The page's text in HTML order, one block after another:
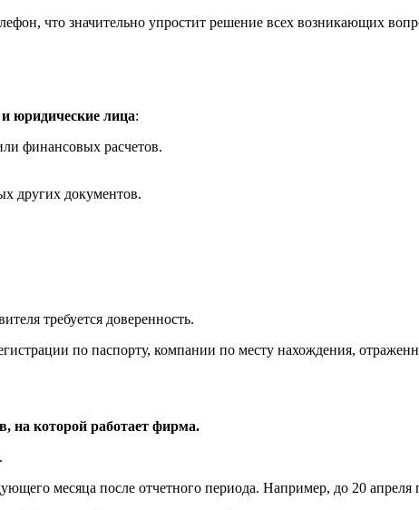
что значительно упростит решение всех возникающих
юридические лица:
финансовых расчетов.
других документов.
требуется доверенность.
по паспорту, компании по месту нахождения,
на которой работает фирма.
месяца после отчетного периода. Например, до 20